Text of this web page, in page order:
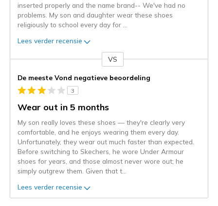
inserted properly and the name brand-- We've had no
problems. My son and daughter wear these shoes
religiously to school every day for
Lees verder recensie
content
wordt
momenteel
gemigreerd
de
niejee
page_id.
kunt
de
status
van
VS
De meeste Vond negatieve beoordeling
3
Wear out in 5 months
My son really loves these shoes — they're clearly very
comfortable, and he enjoys wearing them every day.
Unfortunately, they wear out much faster than expected.
Before switching to Skechers, he wore Under Armour
shoes for years, and those almost never wore out; he
simply outgrew them. Given that t
Lees verder recensie